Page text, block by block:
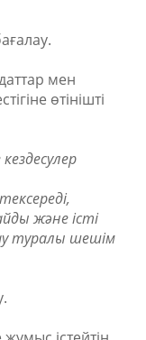
мен
өтінішті
және істі
туралы шешім